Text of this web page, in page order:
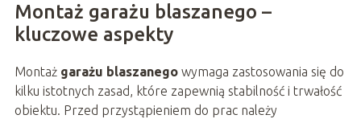
Montaż garażu blaszanego –
kluczowe aspekty
Montaż garażu blaszanegowymaga zastosowania się do
kilku istotnych zasad, które zapewnią stabilność i trwałość
obiektu. Przed przystąpieniem do prac należy